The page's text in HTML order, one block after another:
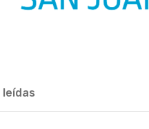
leídas